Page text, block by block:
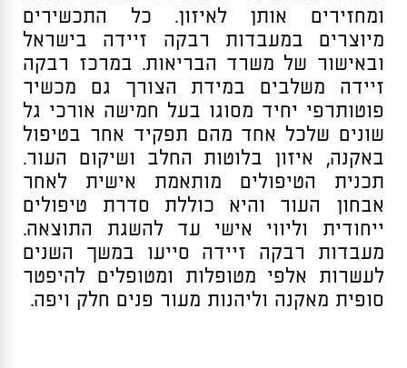
ומחזירים אותן לאיזון. כל התכשירים
מיוצרים במעבדות רבקה זיידה בישראל
ובאישור של משרד הבריאות. במרכז רבקה
זיידה משלבים במידת הצורך גם מכשיר
פוטותרפי יחיד מסוגו בעל חמישה אורכי גל
שונים שלכל אחד מהם תפקיד אחר בטיפול
באקנה, איזון בלוטות החלב ושיקום העור.
תכנית הטיפולים מותאמת אישית לאחר
אבחון העור והיא כוללת סדרת טיפולים
ייחודית וליווי אישי עד להשגת התוצאה.
מעבדות רבקה זיידה סייעו במשך השנים
לעשרות אלפי מטופלות ומטופלים להיפטר
סופית מאקנה וליהנות מעור פנים חלק ויפה.